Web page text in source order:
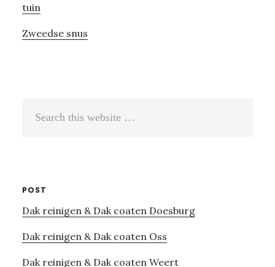
tuin
Zweedse snus
POST
Dak reinigen & Dak coaten Doesburg
Dak reinigen & Dak coaten Oss
Dak reinigen & Dak coaten Weert